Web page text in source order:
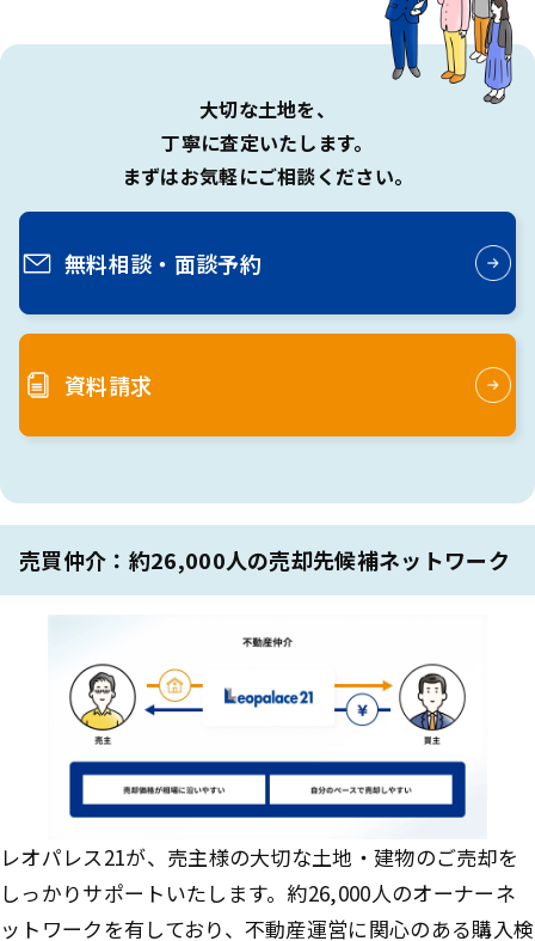
大切な土地を、
丁寧に査定いたします。
まずはお気軽にご相談ください。
無料相談・ 面談予約
資料請求
売買仲介：約26,000人の売却先候補ネットワーク
レオパレス21が、売主様の大切な土地・建物のご売却を
しっかりサポートいたします。約26,000人のオーナーネ
ットワークを有しており、不動産運営に関心のある購入検